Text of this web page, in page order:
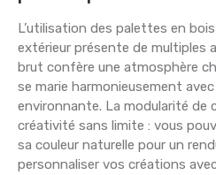
L’utilisation des palettes en
extérieur présente de multiples
brut confère une atmosphère
se marie harmonieusement
environnante. La modularité de
créativité sans limite : vous
sa couleur naturelle pour un
personnaliser vos créations